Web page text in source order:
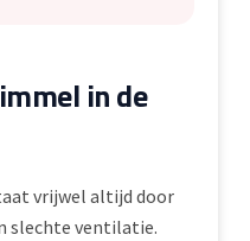
in de
vrijwel altijd door
slechte ventilatie.